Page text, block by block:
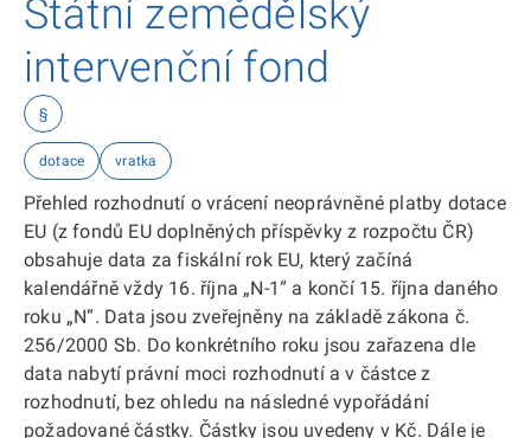
Státní zemědělský
intervenční fond
§
dotace vratka
Přehled rozhodnutí o vrácení neoprávněné platby dotace
EU (z fondů EU doplněných příspěvky z rozpočtu ČR)
obsahuje data za fiskální rok EU, který začíná
kalendářně vždy 16. října „N-1“ a končí 15. října daného
roku „N“. Data jsou zveřejněny na základě zákona č.
256/2000 Sb. Do konkrétního roku jsou zařazena dle
data nabytí právní moci rozhodnutí a v částce z
rozhodnutí, bez ohledu na následné vypořádání
požadované částky. Částky jsou uvedeny v Kč. Dále je